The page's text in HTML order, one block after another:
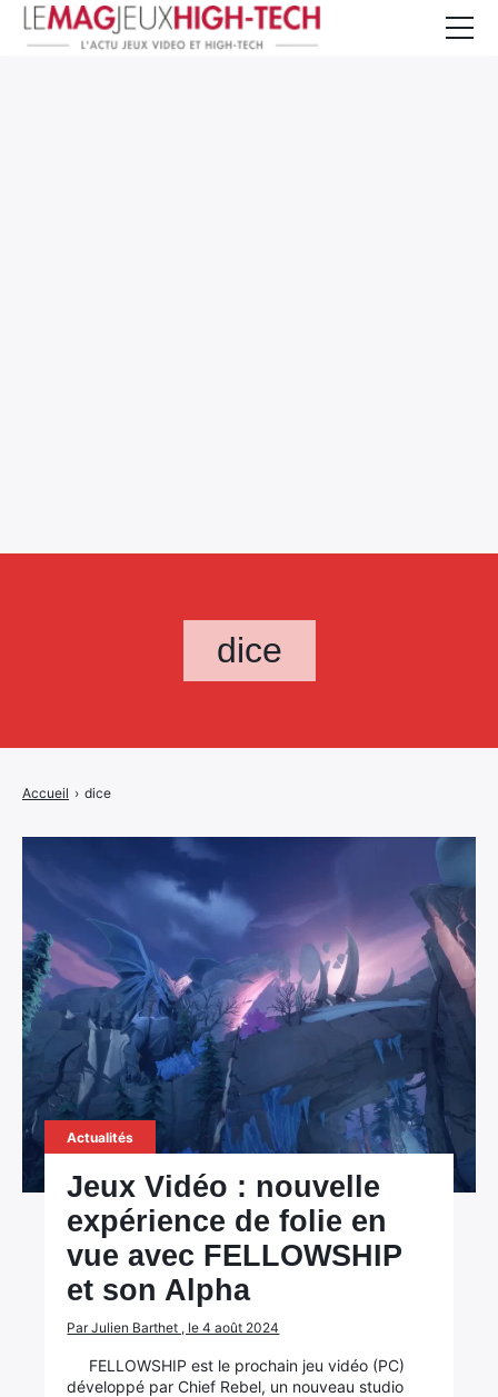
dice
Accueil › dice
Actualités
Jeux Vidéo : nouvelle
expérience de folie en
vue avec FELLOWSHIP
et son Alpha
Par Julien Barthet , le 4 août 2024
FELLOWSHIP est le prochain jeu vidéo (PC)
développé par Chief Rebel, un nouveau studio